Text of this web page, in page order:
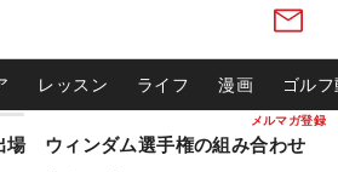
メルマガ登録
レッスン ライフ 漫画 ゴル
場 ウィンダム選手権の組み合わせ